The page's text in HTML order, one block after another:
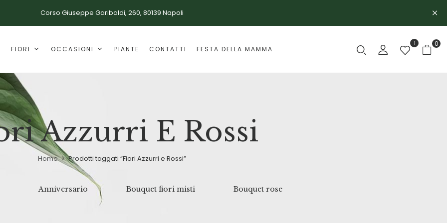
Corso Giuseppe Garibaldi, 260, 80139 Napoli
FIORI OCCASIONI PIANTE CONTATTI FESTA DELLA MAMMA
1 0
Azzurri E Rossi
Home Prodotti taggati “Fiori Azzurri e Rossi”
Anniversario Bouquet fiori misti Bouquet rose